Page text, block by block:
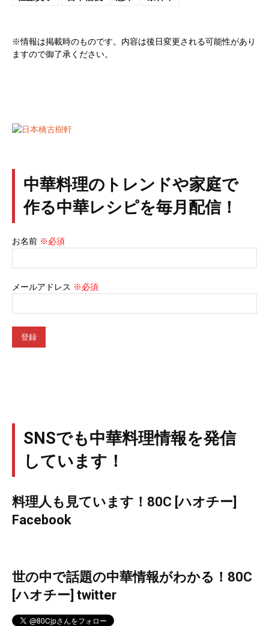
※情報は掲載時のものです。内容は後日変更される可能性があり
ますので御了承ください。
中華料理のトレンドや家庭で
作る中華レシピを毎月配信！
お名前 ※必須
メールアドレス ※必須
SNSでも中華料理情報を発信
しています！
料理人も見ています！80C [ハオチー]
Facebook
世の中で話題の中華情報がわかる！80C
[ハオチー] twitter